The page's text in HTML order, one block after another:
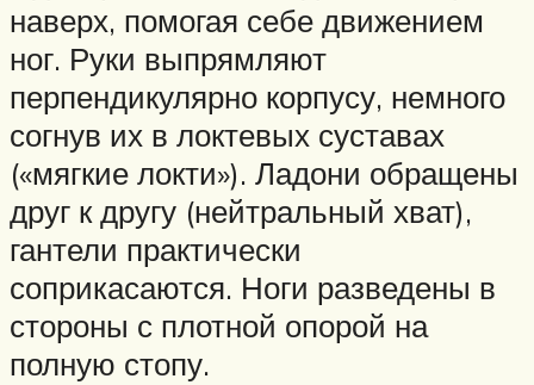
наверх, помогая себе движением
ног. Руки выпрямляют
перпендикулярно корпусу, немного
согнув их в локтевых суставах
(«мягкие локти»). Ладони обращены
друг к другу (нейтральный хват),
гантели практически
соприкасаются. Ноги разведены в
стороны с плотной опорой на
полную стопу.